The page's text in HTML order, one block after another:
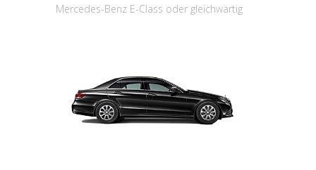
Mercedes-Benz E-Class oder gleichwärtig